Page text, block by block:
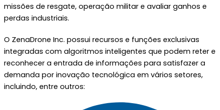
missões de resgate, operação militar e avaliar ganhos e
perdas industriais.
O ZenaDrone Inc. possui recursos e funções exclusivas
integradas com algoritmos inteligentes que podem reter e
reconhecer a entrada de informações para satisfazer a
demanda por inovação tecnológica em vários setores,
incluindo, entre outros: